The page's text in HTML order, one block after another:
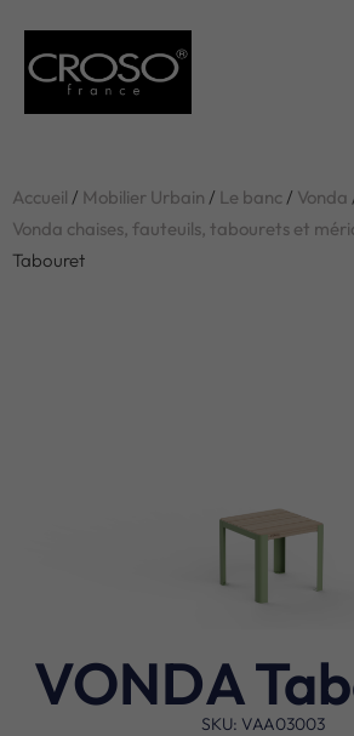
Accueil / Mobilier Urbain / Le banc / Vonda
Vonda chaises, fauteuils, tabourets et
Tabouret
VONDA
SKU: VAA03003